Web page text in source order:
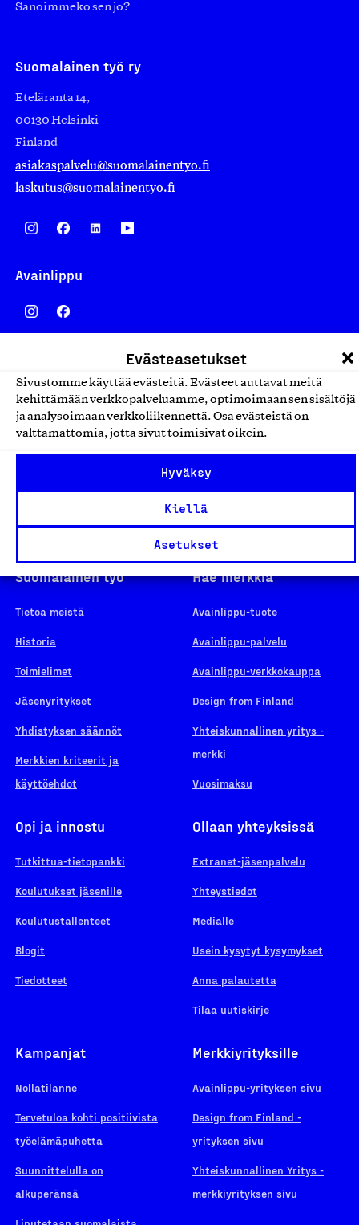
Evästeasetukset
Sivustomme käyttää evästeitä. Evästeet auttavat meitä
kehittämään verkkopalveluamme, optimoimaan sen sisältöjä
ja analysoimaan verkkoliikennettä. Osa evästeistä on
välttämättömiä, jotta sivut toimisivat oikein.
Hyväksy
Kiellä
Asetukset
Sanoimmeko sen jo?
Suomalainen työ ry
Eteläranta 14,
00130 Helsinki
Finland
asiakaspalvelu@suomalainentyo.fi
laskutus@suomalainentyo.fi
Avainlippu
Design From Finland
Yhteiskunnallinen Yritys -merkki
Suomalainen työ
Tietoa meistä
Historia
Toimielimet
Jäsenyritykset
Yhdistyksen säännöt
Merkkien kriteerit ja
käyttöehdot
Hae merkkiä
Avainlippu-tuote
Avainlippu-palvelu
Avainlippu-verkkokauppa
Design from Finland
Yhteiskunnallinen yritys -
merkki
Vuosimaksu
Opi ja innostu
Tutkittua-tietopankki
Koulutukset jäsenille
Koulutustallenteet
Blogit
Tiedotteet
Ollaan yhteyksissä
Extranet-jäsenpalvelu
Yhteystiedot
Medialle
Usein kysytyt kysymykset
Anna palautetta
Tilaa uutiskirje
Kampanjat
Nollatilanne
Tervetuloa kohti positiivista
työelämäpuhetta
Suunnittelulla on
alkuperänsä
Merkkiyrityksille
Avainlippu-yrityksen sivu
Design from Finland -
yrityksen sivu
Yhteiskunnallinen Yritys -
merkkiyrityksen sivu